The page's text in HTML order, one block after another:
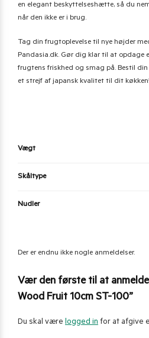
en elegant beskyttelseshætte, så du
når den ikke er i brug.
Tag din frugtoplevelse til nye højder
Pandasia.dk. Gør dig klar til at opdage
frugtens friskhed og smag på. Bestil
et strejf af japansk kvalitet til dit køkken!
Vægt
Skåltype
Nudler
Der er endnu ikke nogle anmeldelser.
Vær den første til at
Wood Fruit 10cm ST-100”
Du skal være logged in for at afgive